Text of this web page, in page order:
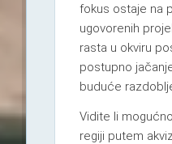
fokus ostaje na
ugovorenih
rasta u okviru
postupno
buduće
Vidite li
regiji putem